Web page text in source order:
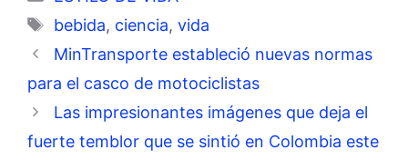
Etiquetas
bebida, ciencia, vida
MinTransporte estableció nuevas normas
para el casco de motociclistas
Las impresionantes imágenes que deja el
fuerte temblor que se sintió en Colombia este